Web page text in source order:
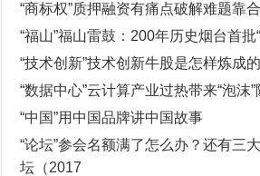
“商标权”质押融资有痛点破解难题靠
“福山”福山雷鼓：200年历史烟台首批
“技术创新”技术创新牛股是怎样炼成的
“数据中心”云计算产业过热带来“泡沫”
“中国”用中国品牌讲中国故事
“论坛”参会名额满了怎么办？还有三
坛（2017